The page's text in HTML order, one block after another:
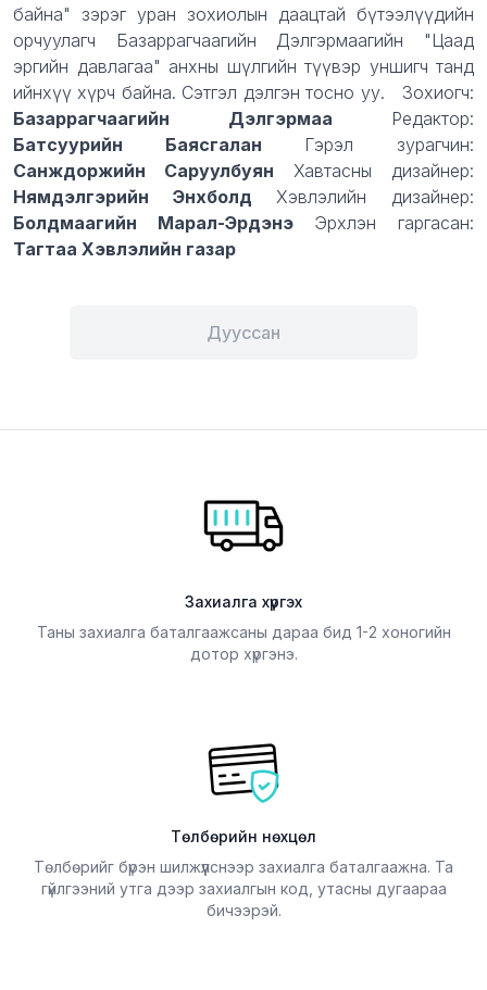
байна" зэрэг уран зохиолын даацтай бүтээлүүдийн
орчуулагч Базаррагчаагийн Дэлгэрмаагийн "Цаад
эргийн давлагаа" анхны шүлгийн түүвэр уншигч танд
ийнхүү хүрч байна. Сэтгэл дэлгэн тосно уу. Зохиогч:
Базаррагчаагийн Дэлгэрмаа Редактор:
Батсуурийн Баясгалан Гэрэл зурагчин:
Санждоржийн Саруулбуян Хавтасны дизайнер:
Нямдэлгэрийн Энхболд Хэвлэлийн дизайнер:
Болдмаагийн Марал-ЭрдэнэЭрхлэн гаргасан:
Тагтаа Хэвлэлийн газар
Дууссан
Захиалга хүргэх
Таны захиалга баталгаажсаны дараа бид 1-2 хоногийн
дотор хүргэнэ.
Төлбөрийн нөхцөл
Төлбөрийг бүрэн шилжүүлснээр захиалга баталгаажна. Та
гүйлгээний утга дээр захиалгын код, утасны дугаараа
бичээрэй.